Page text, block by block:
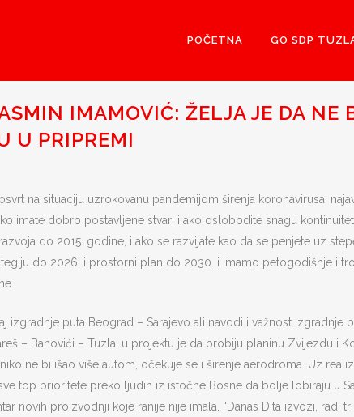
POČETNA GO SDP
IMAMOVIĆ: ŽELJA JE DA NE
U PRIPREMI
na situaciju uzrokovanu pandemijom širenja koronavirusa,
imate dobro postavljene stvari i ako oslobodite snagu
do 2015. godine, i ako se razvijate kao da se penjete uz
do 2026. i prostorni plan do 2030. i imamo petogodišnje i
izgradnje puta Beograd – Sarajevo ali navodi i važnost izgradnje
– Banovići – Tuzla, u projektu je da probiju planinu Zvijezdu i
ne bi išao više autom, očekuje se i širenje aerodroma. Uz
top prioritete preko ljudih iz istočne Bosne da bolje lobiraju u
novih proizvodnji koje ranije nije imala. “Danas Dita izvozi, radi